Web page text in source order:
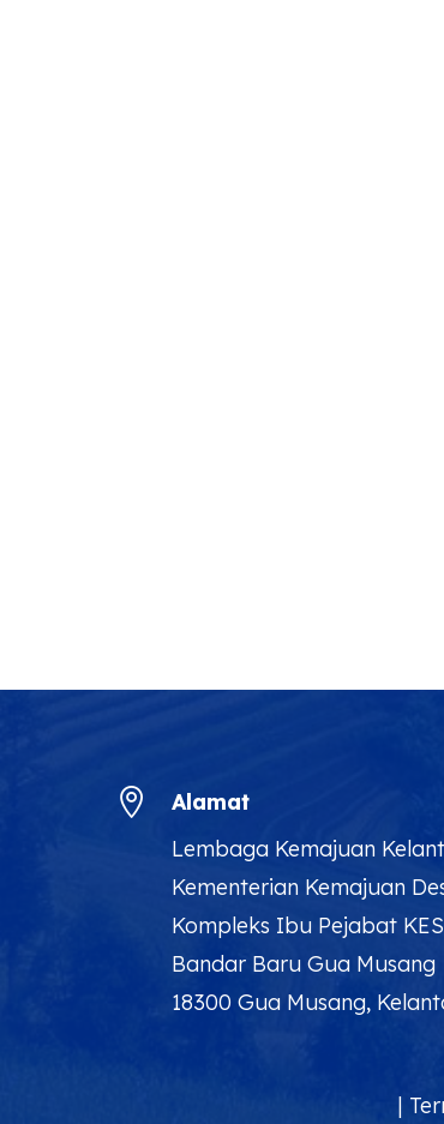

Alamat
Lembaga Kemajuan
Kementerian Kemajuan
Kompleks Ibu Pejabat
Bandar Baru Gua Musang
18300 Gua Musang,
|